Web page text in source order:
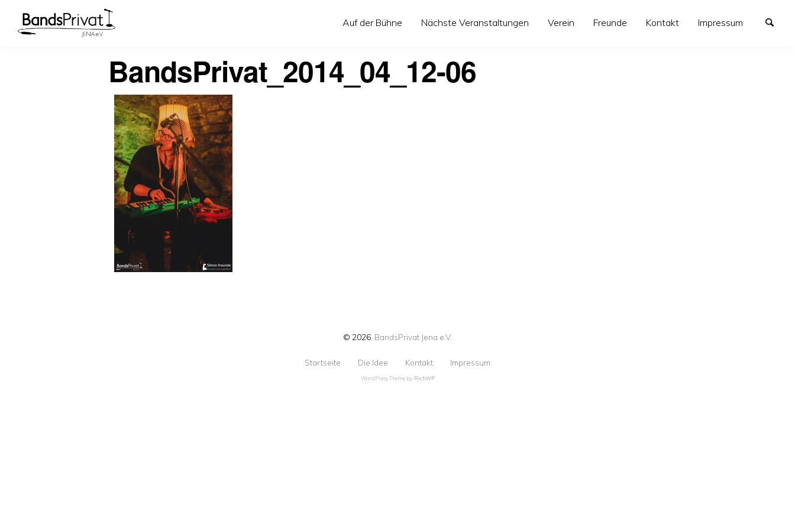
Auf der Bühne Nächste Veranstaltungen Verein Freunde Kontakt Impressum
BandsPrivat_2014_04_12-06
© 2026 BandsPrivat Jena e.V.
Startseite Die Idee Kontakt Impressum
WordPress Theme by RichWP